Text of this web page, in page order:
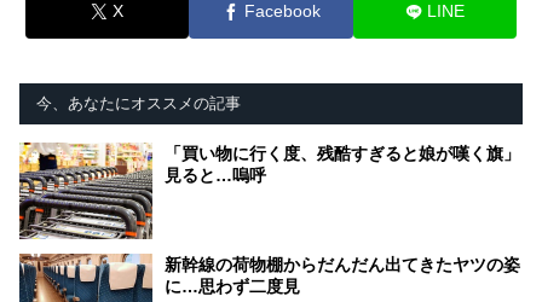
X Facebook LINE
今、あなたにオススメの記事
「買い物に行く度、残酷すぎると娘が嘆く旗」
見ると…嗚呼
新幹線の荷物棚からだんだん出てきたヤツの姿
に…思わず二度見